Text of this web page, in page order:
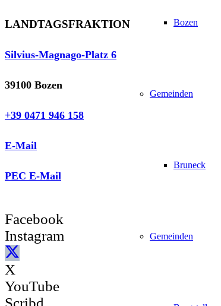
Bozen
Gemeinden
Bruneck
Gemeinden
LANDTAGSFRAKTION
Silvius-Magnago-Platz 6
39100 Bozen
+39 0471 946 158
E-Mail
PEC E-Mail
Facebook
Instagram
X
YouTube
Scribd